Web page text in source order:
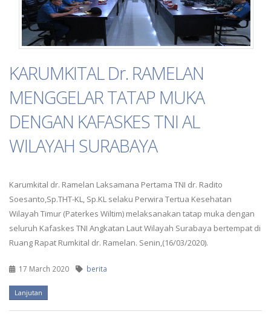
KARUMKITAL Dr. RAMELAN
MENGGELAR TATAP MUKA
DENGAN KAFASKES TNI AL
WILAYAH SURABAYA
Karumkital dr. Ramelan Laksamana Pertama TNI dr. Radito
Soesanto,Sp.THT-KL, Sp.KL selaku Perwira Tertua Kesehatan
Wilayah Timur (Paterkes Wiltim) melaksanakan tatap muka dengan
seluruh Kafaskes TNI Angkatan Laut Wilayah Surabaya bertempat di
Ruang Rapat Rumkital dr. Ramelan. Senin,(16/03/2020).
17 March 2020 berita
Lanjutan